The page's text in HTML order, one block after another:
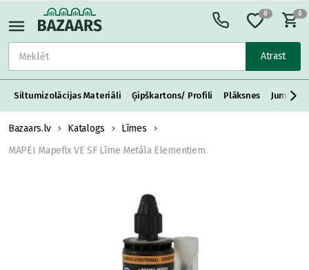
Atrast
0 0
Siltumizolācijas Materiāli Ģipškartons/ Profili Plāksnes Jumta
Bazaars.lv Katalogs
Līmes
MAPEI Mapefix VE SF Līme Metāla Elementiem